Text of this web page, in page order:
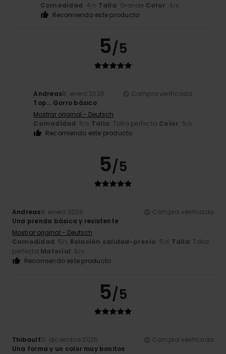
Comodidad: 4/5 Talla: Grande Color: 4/5
Recomiendo este producto
5/5
Andreas8. enero 2026
Compra verificada
Top... Gorro básico
Mostrar original - Deutsch
Comodidad: 5/5 Talla: Talla perfecta Color: 5/5
Recomiendo este producto
5/5
Andreas8. enero 2026
Compra verificada
Una prenda básica y resistente
Mostrar original - Deutsch
Comodidad: 5/5 Relación calidad-precio: 5/5 Talla: Talla
perfecta Material: 5/5
Recomiendo este producto
5/5
Thibault11. diciembre 2025
Compra verificada
Una forma y un color muy bonitos